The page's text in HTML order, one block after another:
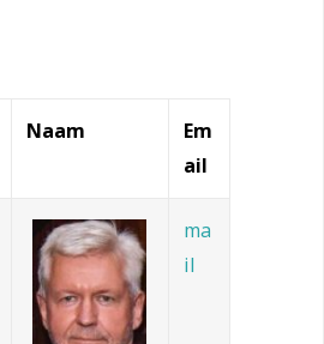
Naam
Em
ail
ma
il